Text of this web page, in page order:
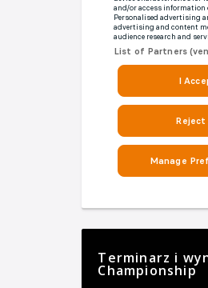
Terminarz i
Championship